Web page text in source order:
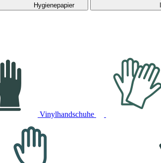
Hygienepapier
Vinylhandschuhe